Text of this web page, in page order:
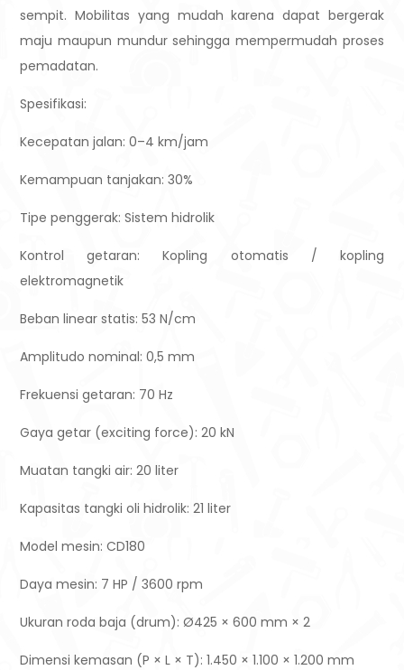
sempit. Mobilitas yang mudah karena dapat bergerak
maju maupun mundur sehingga mempermudah proses
pemadatan.
Spesifikasi:
Kecepatan jalan: 0–4 km/jam
Kemampuan tanjakan: 30%
Tipe penggerak: Sistem hidrolik
Kontrol getaran: Kopling otomatis / kopling
elektromagnetik
Beban linear statis: 53 N/cm
Amplitudo nominal: 0,5 mm
Frekuensi getaran: 70 Hz
Gaya getar (exciting force): 20 kN
Muatan tangki air: 20 liter
Kapasitas tangki oli hidrolik: 21 liter
Model mesin: CD180
Daya mesin: 7 HP / 3600 rpm
Ukuran roda baja (drum): Ø425 × 600 mm × 2
Dimensi kemasan (P × L × T): 1.450 × 1.100 × 1.200 mm